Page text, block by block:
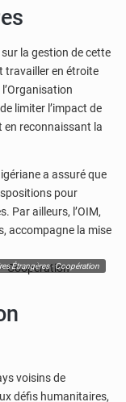
la gestion de cette
travailler en étroite
limiter l’impact de
en reconnaissant la
a assuré que
pour
Par ailleurs, l’OIM,
accompagne la mise
Étrangères - Coopération
voisins de
défis humanitaires,